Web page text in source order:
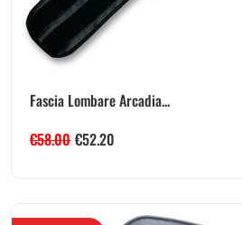
Fascia Lombare Arcadia...
€58.00 €52.20